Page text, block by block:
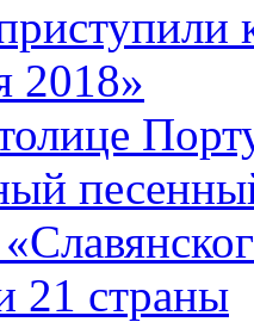
2018»
21 страны